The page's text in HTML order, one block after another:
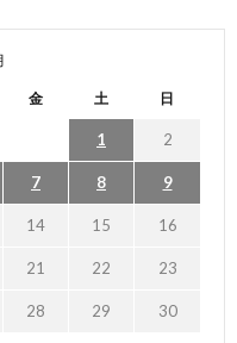
金 土 日
1 2
7 8 9
14 15 16
21 22 23
28 29 30